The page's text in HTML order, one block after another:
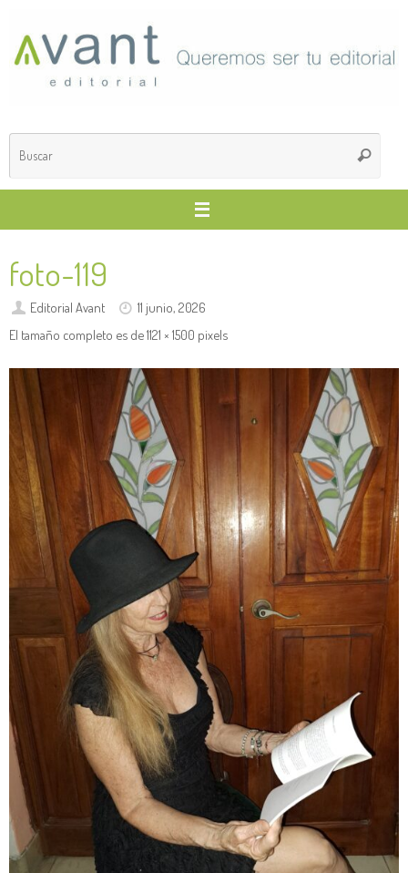
contenido
Buscar
foto-119
Editorial Avant
11 junio, 2026
El tamaño completo es de1121 × 1500 pixels